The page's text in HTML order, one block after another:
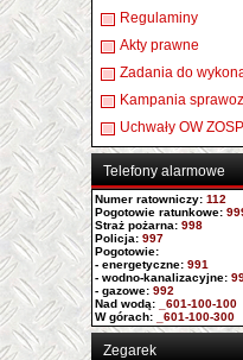
Regulaminy
Akty prawne
Zadania do
Kampania
Uchwały OW
Telefony alarmowe
Numer ratowniczy: 112
Pogotowie ratunkowe:
Straż pożarna: 998
Policja: 997
Pogotowie:
- energetyczne: 991
- wodno-kanalizacyjne:
- gazowe: 992
Nad wodą: _601-100-100
W górach: _601-100-300
Zegarek